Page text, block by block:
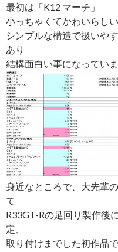
最初は「K12 マーチ」
小っちゃくてかわいらしい
シンプルな構造で扱いや
あり
結構面白い事になっていま
身近なところで、大先輩
て
R33GT-Rの足回り製作後
定、
取り付けまでした初作品